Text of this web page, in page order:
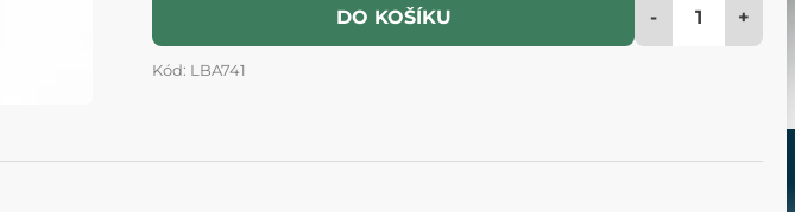
DO KOŠÍKU - +
Kód: LBA741